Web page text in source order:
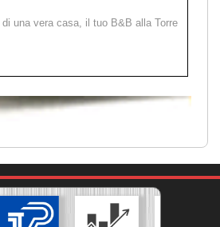
di una vera casa, il tuo B&B alla Torre